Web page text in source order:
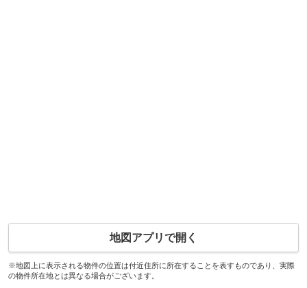
地図アプリで開く
※地図上に表示される物件の位置は付近住所に所在することを表すものであり、実際
の物件所在地とは異なる場合がございます。